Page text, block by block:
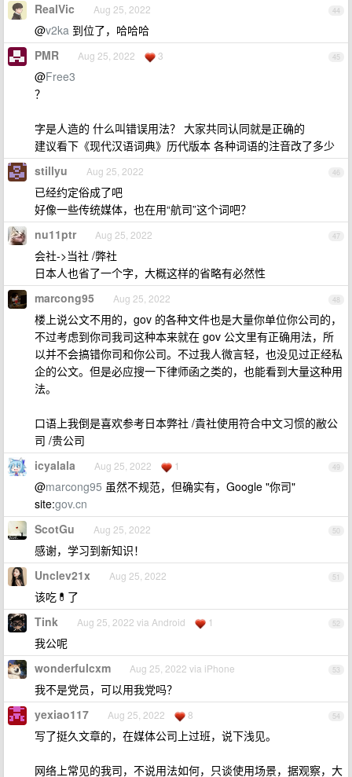
44
RealVic Aug 25, 2022
@v2ka 到位了，哈哈哈
45
PMR Aug 25, 2022 3
@Free3
？
字是人造的 什么叫错误用法？ 大家共同认同就是正确的
建议看下《现代汉语词典》历代版本 各种词语的注音改了多少
46
stillyu Aug 25, 2022
已经约定俗成了吧
好像一些传统媒体，也在用“航司”这个词吧？
47
nu11ptr Aug 25, 2022
会社->当社 /弊社
日本人也省了一个字，大概这样的省略有必然性
48
marcong95 Aug 25, 2022
楼上说公文不用的，gov 的各种文件也是大量你单位你公司的，
不过考虑到你司我司这种本来就在 gov 公文里有正确用法，所
以并不会搞错你司和你公司。不过我人微言轻，也没见过正经私
企的公文。但是必应搜一下律师函之类的，也能看到大量这种用
法。
口语上我倒是喜欢参考日本弊社 /貴社使用符合中文习惯的敝公
司 /贵公司
49
icyalala Aug 25, 2022 1
@marcong95 虽然不规范，但确实有，Google "你司"
site:gov.cn
50
ScotGu Aug 25, 2022
感谢，学习到新知识！
51
Unclev21x Aug 25, 2022
该吃💊了
52
Tink Aug 25, 2022 via Android 1
我公呢
53
wonderfulcxm Aug 25, 2022 via iPhone
我不是党员，可以用我党吗？
54
yexiao117 Aug 25, 2022 8
写了挺久文章的，在媒体公司上过班，说下浅见。
网络上常见的我司，不说用法如何，只谈使用场景，据观察，大